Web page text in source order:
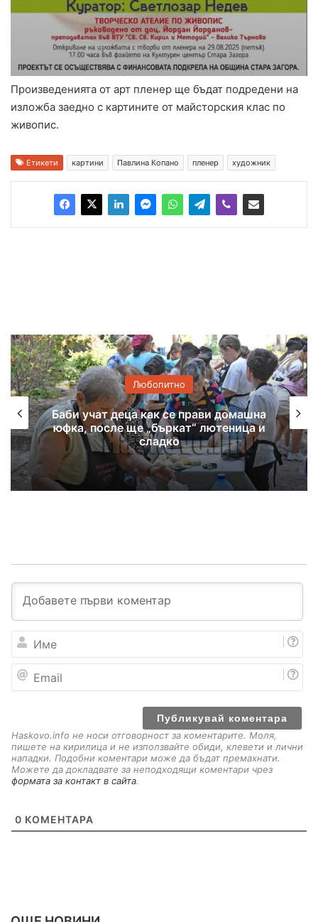
Произведенията от арт пленер ще бъдат подредени на
изложба заедно с картините от майсторския клас по
живопис.
Етикети картини Павлина Копано пленер художник
Любопитно
Хасковско присъствие в
националната изложба „Забравените
божества“
е
a
Haskovo.info не носи отговорност за коментарите. Моля,
пишете на кирилица и не използвайте обиди, клевети и лични
нападки. Подобни коментари може да бъдат премахнати.
Можете да докладвате за неподходящи коментари чрез
формата за контакт в сайта.
0 КОМЕНТАРА